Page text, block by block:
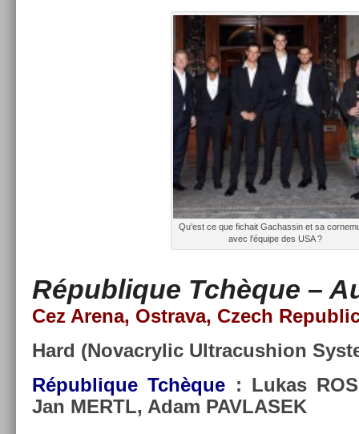
Qu’est ce que fic­hait Gac­hassin et sa
avec l’équipe des USA ?
Répub­lique Tchèque –
Cez Arena, Ostrava, Czech
Hard (Novac­rylic Ultracush­ion
Répub­lique Tchèque : Lukas
Jan MERTL, Adam PAV­LASEK